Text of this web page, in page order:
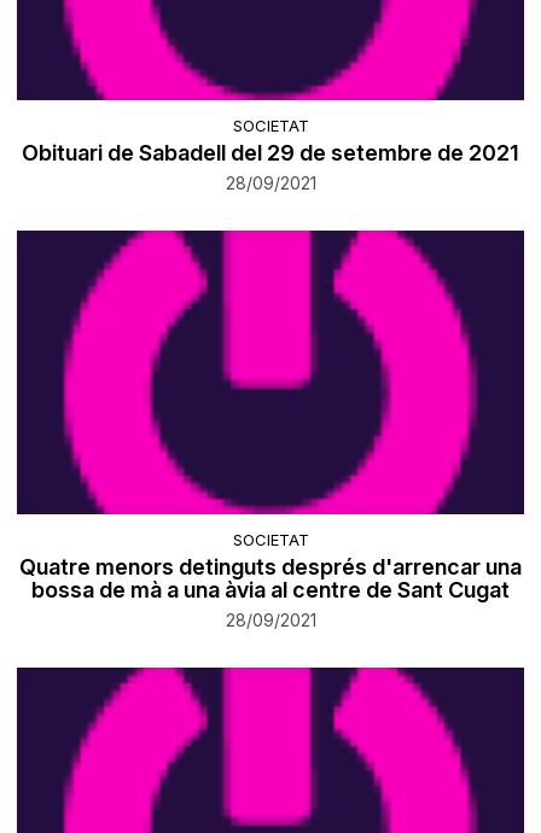
SOCIETAT
Obituari de Sabadell del 29 de setembre de 2021
28/09/2021
SOCIETAT
Quatre menors detinguts després d'arrencar una
bossa de mà a una àvia al centre de Sant Cugat
28/09/2021